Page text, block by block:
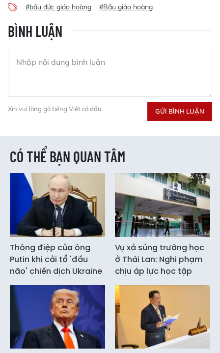
#bầu đức giáo hoàng #Bầu giáo hoàng
BÌNH LUẬN
Xin vui lòng gõ tiếng Việt có dấu GỬI BÌNH LUẬN
CÓ THỂ BẠN QUAN TÂM
Thông điệp của ông
Putin khi cải tổ 'đầu
não' chiến dịch Ukraine
Vụ xả súng trường học
ở Thái Lan: Nghi phạm
chịu áp lực học tập